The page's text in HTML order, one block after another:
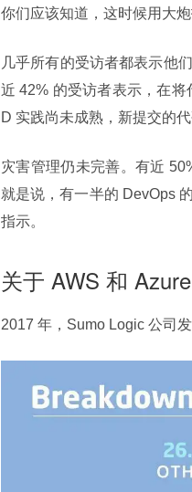
你们应该知道，这时候用大
几乎所有的受访者都表示他
近 42% 的受访者表示，在
D 实践尚未成熟，新提交的
灾害管理仍未完善。有近
就是说，有一半的 DevOps
指示。
关于 AWS 和
2017 年，Sumo Logic 公司